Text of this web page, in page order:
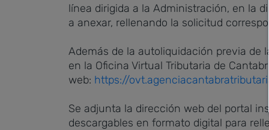
línea dirigida a la Administración, en la
a anexar, rellenando la solicitud
Además de la autoliquidación previa de
en la Oficina Virtual Tributaria de
web: https://
Se adjunta la dirección web del portal
descargables en formato digital para